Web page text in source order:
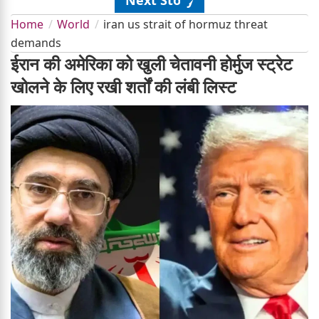
Home World
iran us strait of hormuz threat
demands
ईरान की अमेरिका को खुली चेतावनी होर्मुज स्ट्रेट
खोलने के लिए रखी शर्तों की लंबी लिस्ट